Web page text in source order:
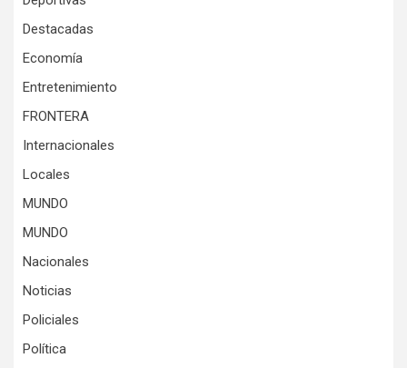
Destacadas
Economía
Entretenimiento
FRONTERA
Internacionales
Locales
MUNDO
MUNDO
Nacionales
Noticias
Policiales
Política